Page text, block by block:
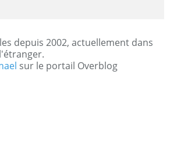
depuis 2002, actuellement dans
sur le portail Overblog